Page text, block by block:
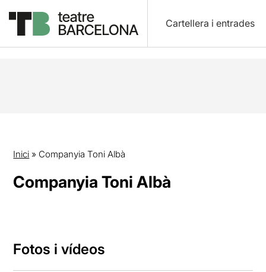
Cartellera i entrades
Inici » Companyia Toni Albà
Companyia Toni Albà
Fotos i vídeos